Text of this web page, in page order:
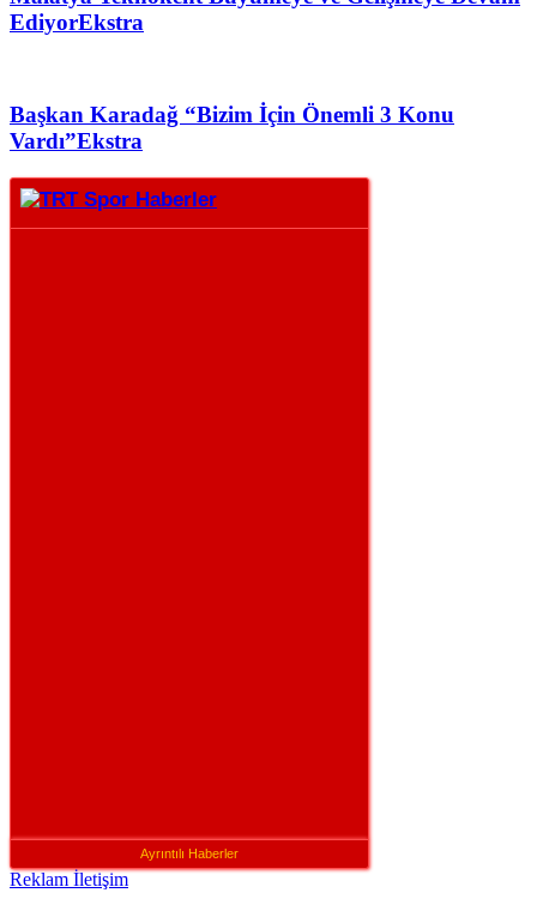
EdiyorEkstra
Başkan Karadağ “Bizim İçin Önemli 3 Konu
Vardı”Ekstra
Ayrıntılı Haberler
Reklam İletişim